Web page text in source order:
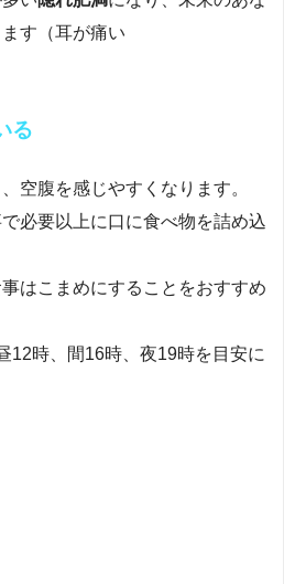
す（耳が痛い
る
、空腹を感じやすくなります。
必要以上に口に食べ物を詰め込
はこまめにすることをおすすめ
12時、間16時、夜19時を目安に